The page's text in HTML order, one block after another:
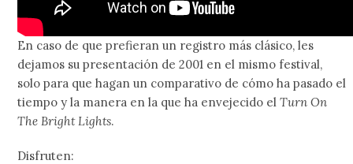
En caso de que prefieran un registro más clásico, les
dejamos su presentación de 2001 en el mismo festival,
solo para que hagan un comparativo de cómo ha pasado el
tiempo y la manera en la que ha envejecido elTurn On
The Bright Lights.
Disfruten: